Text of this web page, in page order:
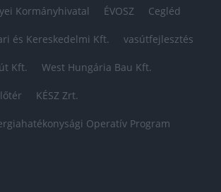
Kormányhivatal ÉVOSZ Cegléd
és Kereskedelmi Kft. vasútfejlesztés
Kft. West Hungária Bau Kft.
KÉSZ Zrt.
Operatív Program